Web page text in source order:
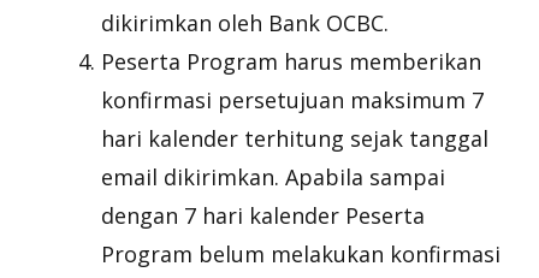
dikirimkan oleh Bank OCBC.
Peserta Program harus memberikan
konfirmasi persetujuan maksimum 7
hari kalender terhitung sejak tanggal
email dikirimkan. Apabila sampai
dengan 7 hari kalender Peserta
Program belum melakukan konfirmasi